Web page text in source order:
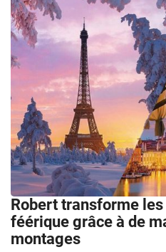
Robert transforme
féérique grâce à de
montages